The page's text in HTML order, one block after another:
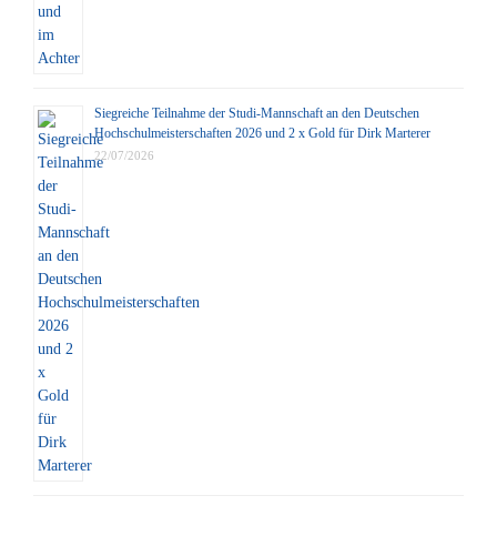
Siegreiche Teilnahme der Studi-Mannschaft an den Deutschen
Hochschulmeisterschaften 2026 und 2 x Gold für Dirk Marterer
22/07/2026